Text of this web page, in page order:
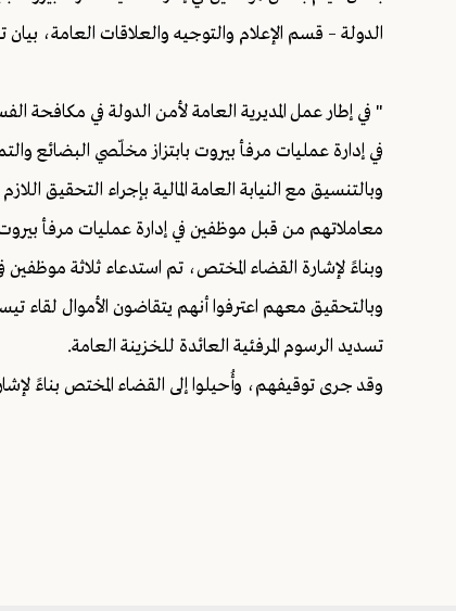
الدولة – قسم الإعلام والتوجيه والعلاقات العامة،
" في إطار عمل المديرية العامة لأمن الدولة في مكافحة
في إدارة عمليات مرفأ بيروت بابتزاز مخلّصي البضائع
وبالتنسيق مع النيابة العامة المالية بإجراء التحقيق
معاملاتهم من قبل موظفين في إدارة عمليات مرفأ
وبناءً لإشارة القضاء المختص، تم استدعاء ثلاثة
وبالتحقيق معهم اعترفوا أنهم يتقاضون الأموال لقاء
تسديد الرسوم المرفئية العائدة للخزينة العامة.
وقد جرى توقيفهم، وأُحيلوا إلى القضاء المختص بناءً